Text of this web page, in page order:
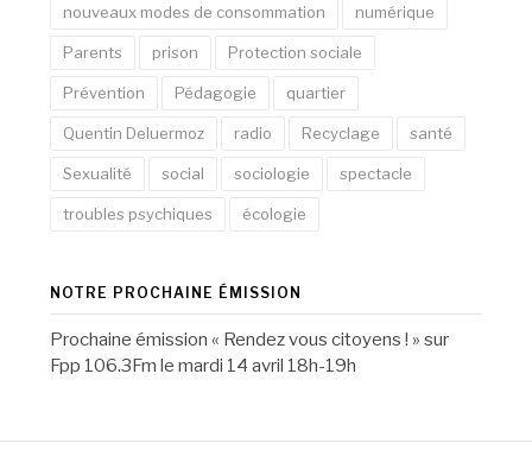
nouveaux modes de consommation numérique
Parents prison Protection sociale
Prévention Pédagogie quartier
Quentin Deluermoz radio Recyclage santé
Sexualité social sociologie spectacle
troubles psychiques écologie
NOTRE PROCHAINE ÉMISSION
Prochaine émission « Rendez vous citoyens ! » sur
Fpp 106.3Fm le mardi 14 avril 18h-19h